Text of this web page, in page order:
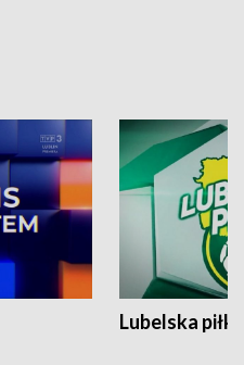
Lubelska piłka